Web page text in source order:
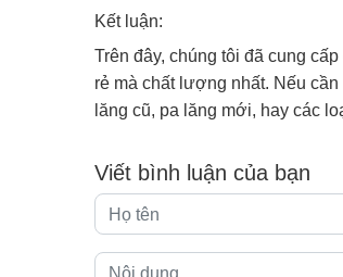
Kết luận:
Trên đây, chúng tôi đã cung
rẻ mà chất lượng nhất. Nếu
lăng cũ, pa lăng mới, hay các
Viết bình luận của bạn